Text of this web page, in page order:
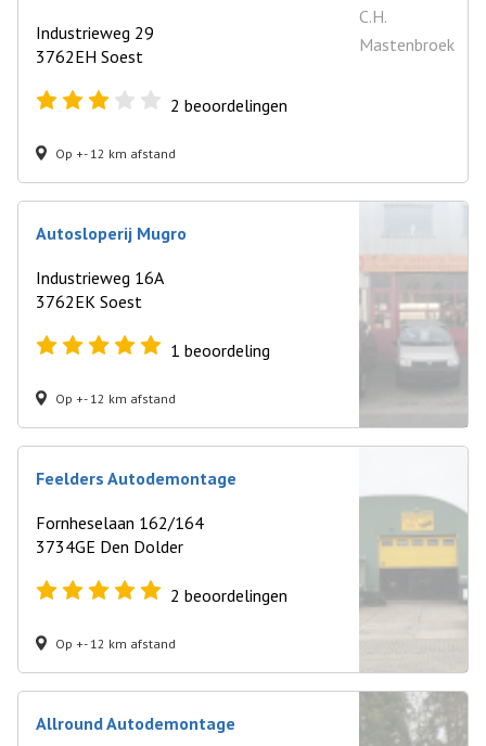
Industrieweg 29
3762EH Soest
2 beoordelingen
Op +- 12 km afstand
Autosloperij Mugro
Industrieweg 16A
3762EK Soest
1 beoordeling
Op +- 12 km afstand
Feelders Autodemontage
Fornheselaan 162/164
3734GE Den Dolder
2 beoordelingen
Op +- 12 km afstand
Allround Autodemontage